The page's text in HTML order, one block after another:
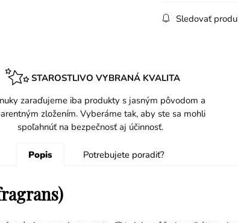
Sledovať
STAROSTLIVO VYBRANÁ KVALITA
zaraďujeme iba produkty s jasným pôvodom a
zložením. Vyberáme tak, aby ste sa mohli
spoľahnúť na bezpečnosť aj účinnosť.
Popis Potrebujete poradiť?